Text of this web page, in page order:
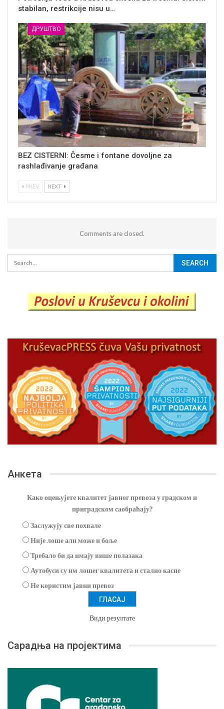
stabilan, restrikcije nisu u…
ДРУШТВО
BEZ CISTERNI: Česme i fontane dovoljne za
rashlađivanje građana
PREV NEXT
Comments are closed.
Анкета
Како оцењујете квалитет јавног превоза у градском и
приградском саобраћају?
Заслужују све похвале
Није лоше али може и боље
Требало би да имају више полазака
Аутобуси су им лошег квалитета и стално касне
Не користим јавни превоз
Види резултате
Сарадња на пројектима